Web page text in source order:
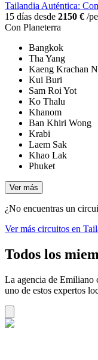
Tailandia Auténtica:
15 días desde 2150 € /
Con Planeterra
Bangkok
Tha Yang
Kaeng Krachan
Kui Buri
Sam Roi Yot
Ko Thalu
Khanom
Ban Khiri Wong
Krabi
Laem Sak
Khao Lak
Phuket
Ver más
¿No encuentras un
Ver más circuitos en
Todos los
La agencia de Emiliano
uno de estos expertos